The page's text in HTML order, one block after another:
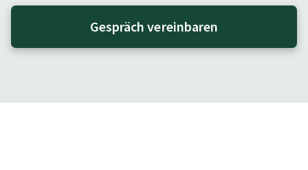
Gespräch vereinbaren